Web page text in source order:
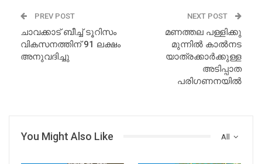
PREV POST
ചാവക്കാട് ബീച്ച് ടൂറിസം
വികസനത്തിന് 91 ലക്ഷം
അനുവദിച്ചു
NEXT POST
മണത്തല പള്ളിക്കു
മുന്നിൽ കാൽനട
യാത്രക്കാർക്കുള്ള
അടിപ്പാത
പരിഗണനയിൽ
All
You Might Also Like